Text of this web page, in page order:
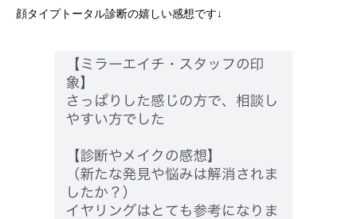
顔タイプトータル診断の嬉しい感想です↓